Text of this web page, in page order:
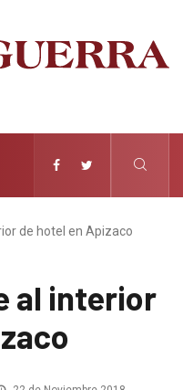
de hotel en Apizaco
al interior